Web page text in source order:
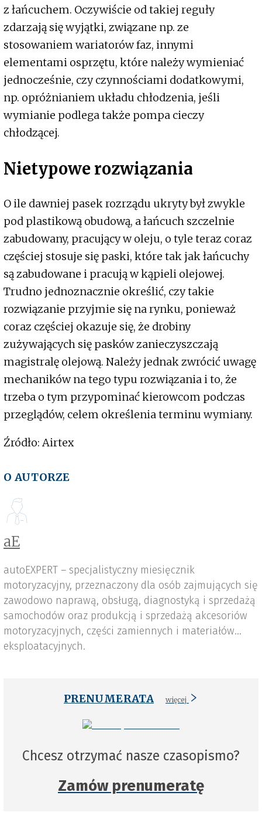
z łańcuchem. Oczywiście od takiej reguły
zdarzają się wyjątki, związane np. ze
stosowaniem wariatorów faz, innymi
elementami osprzętu, które należy wymieniać
jednocześnie, czy czynnościami dodatkowymi,
np. opróżnianiem układu chłodzenia, jeśli
wymianie podlega także pompa cieczy
chłodzącej.
Nietypowe rozwiązania
O ile dawniej pasek rozrządu ukryty był zwykle
pod plastikową obudową, a łańcuch szczelnie
zabudowany, pracujący w oleju, o tyle teraz coraz
częściej stosuje się paski, które tak jak łańcuchy
są zabudowane i pracują w kąpieli olejowej.
Trudno jednoznacznie określić, czy takie
rozwiązanie przyjmie się na rynku, ponieważ
coraz częściej okazuje się, że drobiny
zużywających się pasków zanieczyszczają
magistralę olejową. Należy jednak zwrócić uwagę
mechaników na tego typu rozwiązania i to, że
trzeba o tym przypominać kierowcom podczas
przeglądów, celem określenia terminu wymiany.
Źródło: Airtex
O AUTORZE
aE
autoEXPERT – specjalistyczny miesięcznik
motoryzacyjny, przeznaczony dla osób zajmujących się
zawodowo naprawą, obsługą, diagnostyką i sprzedażą
samochodów oraz produkcją i sprzedażą akcesoriów
motoryzacyjnych, części zamiennych i materiałów
eksploatacyjnych.
PRENUMERATA więcej
Chcesz otrzymać nasze czasopismo?
Zamów prenumeratę